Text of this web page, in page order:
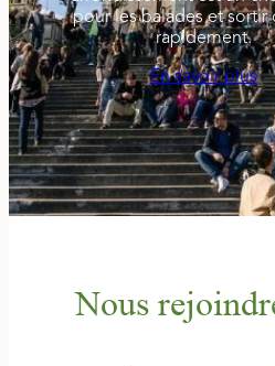
pour les balades et sortir
rapidement.
En savoir plus
Nous